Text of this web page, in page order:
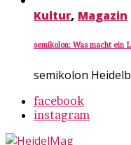
Kultur, Magazin
semikolon: Was macht ein
semikolon
facebook
instagram